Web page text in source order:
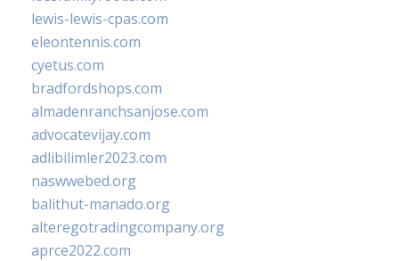
lewis-lewis-cpas.com
eleontennis.com
cyetus.com
bradfordshops.com
almadenranchsanjose.com
advocatevijay.com
adlibilimler2023.com
naswwebed.org
balithut-manado.org
alteregotradingcompany.org
aprce2022.com